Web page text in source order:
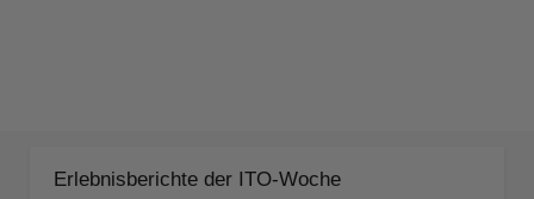
Erlebnisberichte der ITO-Woche